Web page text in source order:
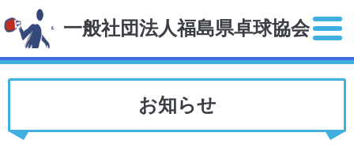
一般社団法人福島県卓球協会
お知らせ